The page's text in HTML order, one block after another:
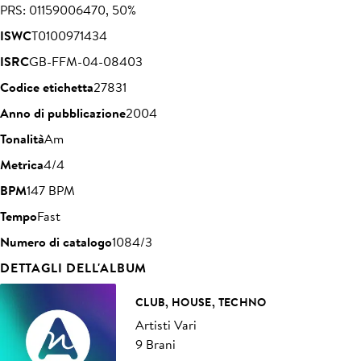
PRS: 01159006470, 50%
ISWCT0100971434
ISRCGB-FFM-04-08403
Codice etichetta27831
Anno di pubblicazione2004
TonalitàAm
Metrica4/4
BPM147 BPM
TempoFast
Numero di catalogo1084/3
DETTAGLI DELL'ALBUM
CLUB, HOUSE, TECHNO
Artisti Vari
9 Brani